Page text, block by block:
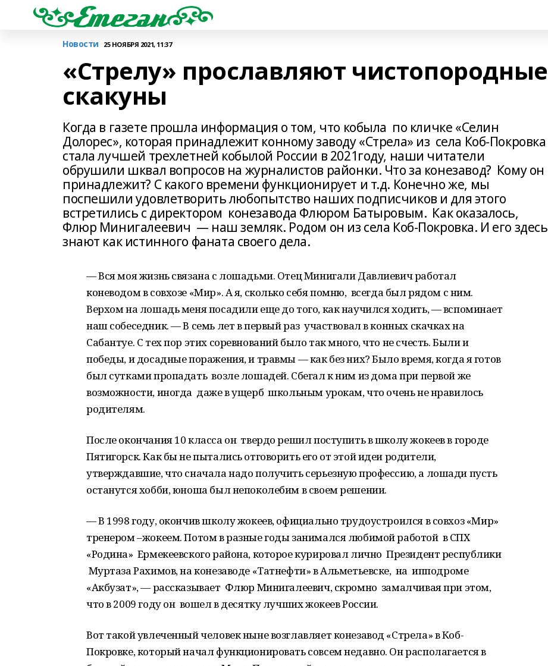
Новости 25 НОЯБРЯ 2021, 11:37
«Стрелу» прославляют чистопородные
скакуны
Когда в газете прошла информация о том, что кобыла по кличке «Селин
Долорес», которая принадлежит конному заводу «Стрела» из села Коб-Покровка
стала лучшей трехлетней кобылой России в 2021году, наши читатели
обрушили шквал вопросов на журналистов районки. Что за конезавод? Кому он
принадлежит? С какого времени функционирует и т.д. Конечно же, мы
поспешили удовлетворить любопытство наших подписчиков и для этого
встретились с директором конезавода Флюром Батыровым. Как оказалось,
Флюр Минигалеевич — наш земляк. Родом он из села Коб-Покровка. И его здесь
знают как истинного фаната своего дела.
— Вся моя жизнь связана с лошадьми. Отец Минигали Давлиевич работал
коневодом в совхозе «Мир». А я, сколько себя помню, всегда был рядом с ним.
Верхом на лошадь меня посадили еще до того, как научился ходить, — вспоминает
наш собеседник. — В семь лет в первый раз участвовал в конных скачках на
Сабантуе. С тех пор этих соревнований было так много, что не счесть. Были и
победы, и досадные поражения, и травмы — как без них? Было время, когда я готов
был сутками пропадать возле лошадей. Сбегал к ним из дома при первой же
возможности, иногда даже в ущерб школьным урокам, что очень не нравилось
родителям.
После окончания 10 класса он твердо решил поступить в школу жокеев в городе
Пятигорск. Как бы не пытались отговорить его от этой идеи родители,
утверждавшие, что сначала надо получить серьезную профессию, а лошади пусть
останутся хобби, юноша был непоколебим в своем решении.
— В 1998 году, окончив школу жокеев, официально трудоустроился в совхоз «Мир»
тренером –жокеем. Потом в разные годы занимался любимой работой в СПХ
«Родина» Ермекеевского района, которое курировал лично Президент республики
Муртаза Рахимов, на конезаводе «Татнефти» в Альметьевске, на ипподроме
«Акбузат», — рассказывает Флюр Минигалеевич, скромно замалчивая при этом,
что в 2009 году он вошел в десятку лучших жокеев России.
Вот такой увлеченный человек ныне возглавляет конезавод «Стрела» в Коб-
Покровке, который начал функционировать совсем недавно. Он располагается в